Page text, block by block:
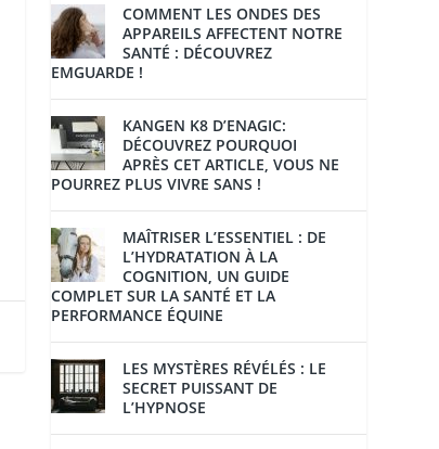
COMMENT LES ONDES DES
APPAREILS AFFECTENT NOTRE
SANTÉ : DÉCOUVREZ
EMGUARDE !
KANGEN K8 D’ENAGIC:
DÉCOUVREZ POURQUOI
APRÈS CET ARTICLE, VOUS NE
POURREZ PLUS VIVRE SANS !
MAÎTRISER L’ESSENTIEL : DE
L’HYDRATATION À LA
COGNITION, UN GUIDE
COMPLET SUR LA SANTÉ ET LA
PERFORMANCE ÉQUINE
LES MYSTÈRES RÉVÉLÉS : LE
SECRET PUISSANT DE
L’HYPNOSE